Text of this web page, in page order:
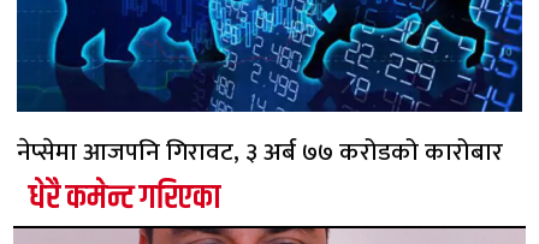
नेप्सेमा आजपनि गिरावट, ३ अर्ब ७७ करोडको कारोबार
धेरै कमेन्ट गरिएका